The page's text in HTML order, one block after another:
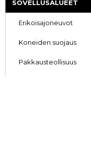
SOVELLUSALUEET
Erikoisajoneuvot
Koneiden suojaus
Pakkausteollisuus